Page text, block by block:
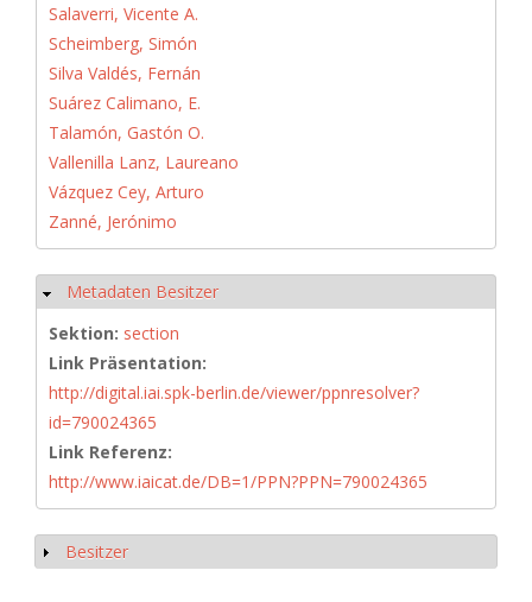
Salaverri, Vicente A.
Scheimberg, Simón
Silva Valdés, Fernán
Suárez Calimano, E.
Talamón, Gastón O.
Vallenilla Lanz, Laureano
Vázquez Cey, Arturo
Zanné, Jerónimo
Hide
Metadaten Besitzer
Sektion: section
Link Präsentation:
http://digital.iai.spk-berlin.de/viewer/ppnresolver?
id=790024365
Link Referenz:
http://www.iaicat.de/DB=1/PPN?PPN=790024365
Show
Besitzer